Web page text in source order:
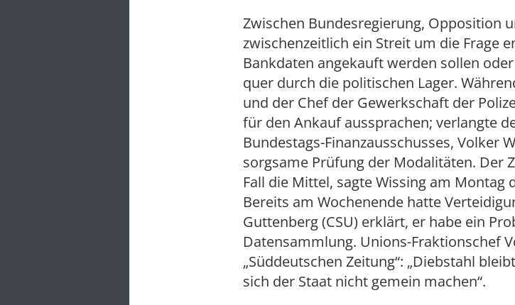
Zwischen Bundesregierung, Opposition
zwischenzeitlich ein Streit um die Frage
Bankdaten angekauft werden sollen
quer durch die politischen Lager.
und der Chef der Gewerkschaft der
für den Ankauf aussprachen; verlangte
Bundestags-Finanzausschusses, Volker
sorgsame Prüfung der Modalitäten. Der
Fall die Mittel, sagte Wissing am Montag
Bereits am Wochenende hatte
Guttenberg (CSU) erklärt, er habe ein
Datensammlung. Unions-Fraktionschef
„Süddeutschen Zeitung“: „Diebstahl
sich der Staat nicht gemein machen“.